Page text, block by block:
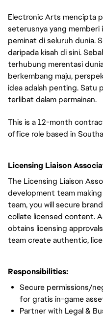
Electronic Arts mencipta
seterusnya yang memberi
peminat di seluruh dunia.
daripada kisah di sini.
terhubung merentasi
berkembang maju,
idea adalah penting. Satu
terlibat dalam permainan.
This is a 12-month
office role based in
Licensing Liaison
The Licensing Liaison
development team
team, you will secure
collate licensed content.
obtains licensing
team create authentic,
Responsibilities:
Secure permissions/
for gratis in-game
Partner with Legal &